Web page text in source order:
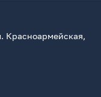
Красноармейская,